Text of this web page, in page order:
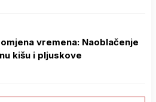
vremena: Naoblačenje
kišu i pljuskove